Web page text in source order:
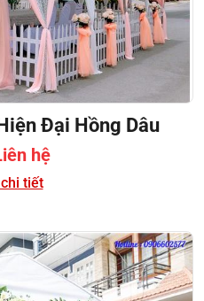
Đại Hồng Dâu
hệ
tiết